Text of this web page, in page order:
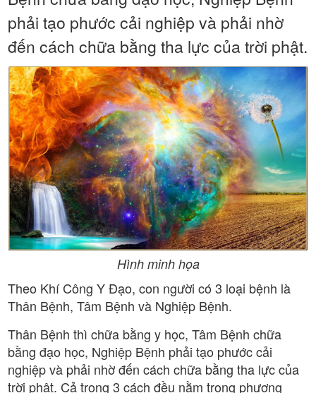
phải tạo phước cải nghiệp và phải nhờ
đến cách chữa bằng tha lực của trời phật.
Hình minh họa
Theo Khí Công Y Đạo, con người có 3 loại bệnh là
Thân Bệnh, Tâm Bệnh và Nghiệp Bệnh.
Thân Bệnh thì chữa bằng y học, Tâm Bệnh chữa
bằng đạo học, Nghiệp Bệnh phải tạo phước cải
nghiệp và phải nhờ đến cách chữa bằng tha lực của
trời phật. Cả trong 3 cách đều nằm trong phương